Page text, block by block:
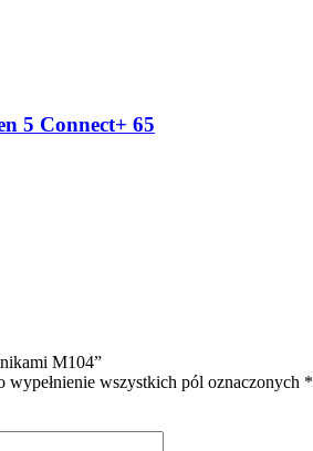
5 Connect+ 65
M104”
wszystkich pól oznaczonych *